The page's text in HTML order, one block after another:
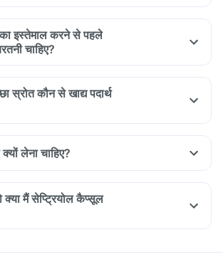
इस्तेमाल करने से पहले
चाहिए?
should be used with caution if you have
if you have:
Kidney stones, kidney problems, liver
problems.
Diabetes or phenylketonuria.
स्रोत कौन से खाद्य पदार्थ
लेना चाहिए?
क्या मैं सेप्ट्रियोल कैप्सूल